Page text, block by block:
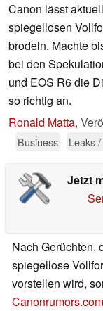
Canon lässt
spiegellosen
brodeln. Machte
bei den
und EOS R6 die
so richtig an.
Ronald Matta,
Business
Leaks
Jetzt
Nach Gerüchten,
spiegellose
vorstellen wird,
Canonrumors.com